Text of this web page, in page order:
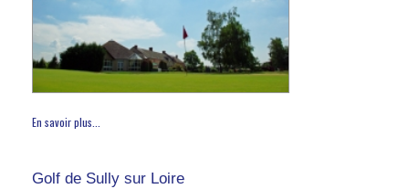
En savoir plus...
Golf de Sully sur Loire